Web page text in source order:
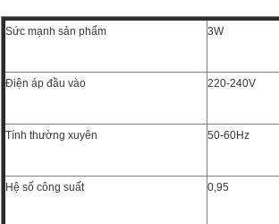
Sức mạnh sản phẩm 3W
Điện áp đầu vào 220-240V
Tính thường xuyên 50-60Hz
Hệ số công suất 0,95